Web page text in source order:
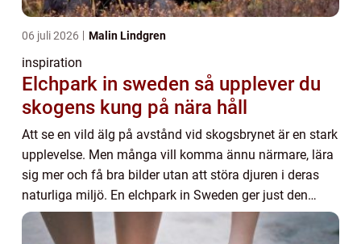
06 juli 2026 Malin Lindgren
inspiration
Elchpark in sweden så upplever du
skogens kung på nära håll
Att se en vild älg på avstånd vid skogsbrynet är en stark
upplevelse. Men många vill komma ännu närmare, lära
sig mer och få bra bilder utan att störa djuren i deras
naturliga miljö. En elchpark in Sweden ger just den
möjligheten. Här möter besökare ...